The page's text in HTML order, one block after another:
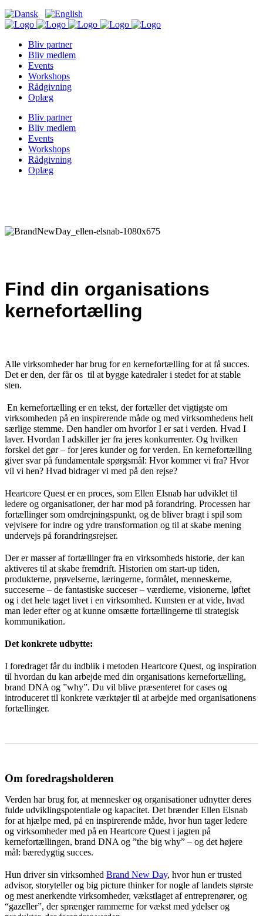
Bliv partner
Bliv medlem
Events
Workshops
Rådgivning
Oplæg
Bliv partner
Bliv medlem
Events
Workshops
Rådgivning
Oplæg
Find din organisations
kernefortælling
Alle virksomheder har brug for en kernefortælling for at få succes.
Det er den, der får os til at bygge katedraler i stedet for at stable
sten.
En kernefortælling er en tekst, der fortæller det vigtigste om
virksomheden på en inspirerende måde og med virksomhedens helt
særlige stemme. Den handler om hvorfor I er sat i verden. Hvad I
laver. Hvordan I adskiller jer fra jeres konkurrenter. Og hvilken
forskel det gør – for jeres kunder og for verden. En kernefortælling
giver svar på fundamentale spørgsmål: Hvor kommer vi fra? Hvor
vil vi hen? Hvad bidrager vi med på den rejse?
Heartcore Quest er en proces, som Ellen Elsnab har udviklet til
ledere og organisationer, der har mod på forandring. Processen har
fortællinger som omdrejningspunkt, og de bliver bragt i spil som
vejvisere for indre og ydre transformation og til at skabe mening
undervejs på forandringsrejser.
Der er masser af fortællinger fra en virksomheds historie, der kan
aktiveres til at skabe fremdrift. Historien om start-up tiden,
produkterne, prøvelserne, læringerne, formålet, menneskerne,
succeserne – de fantastiske succeser – værdierne, visionerne, løftet
og i det hele taget livet i en virksomhed. Kunsten er at vide, hvad
man leder efter og at kunne omsætte fortællingerne til strategisk
kommunikation.
Det konkrete udbytte:
I foredraget får du indblik i metoden Heartcore Quest, og inspiration
til hvordan du kan arbejde med din organisations kernefortælling,
brand DNA og ”why”. Du vil blive præsenteret for cases og
introduceret til konkrete værktøjer til at arbejde med organisationens
fortællinger.
Om foredragsholderen
Verden har brug for, at mennesker og organisationer udnytter deres
fulde udviklingspotentiale og kapacitet. Det brænder Ellen Elsnab
for at hjælpe med, på en inspirerende måde, hvor hun tager ledere
og virksomheder med på en Heartcore Quest i jagten på
kernefortællingen, brand DNA og ”the big why” – og det højere
mål: bæredygtig succes.
Hun driver sin virksomhed Brand New Day, hvor hun er trusted
advisor, storyteller og big picture thinker for nogle af landets største
og mest anerkendte virksomheder, vækstlaget af entreprenører, og
“gazeller”, der sprænger rammerne for vækst med ydelser og